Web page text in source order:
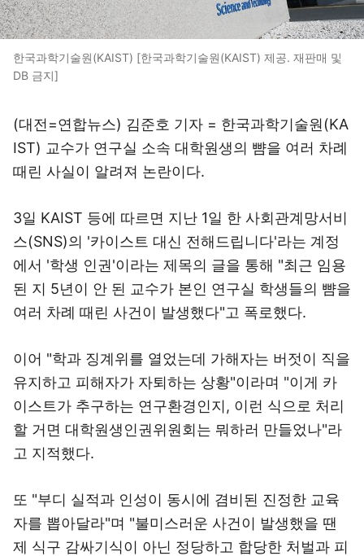
한국과학기술원(KAIST) [한국과학기술원(KAIST) 제공. 재판매 및
DB 금지]
(대전=연합뉴스) 김준호 기자 = 한국과학기술원(KA
IST) 교수가 연구실 소속 대학원생의 뺨을 여러 차례
때린 사실이 알려져 논란이다.
3일 KAIST 등에 따르면 지난 1일 한 사회관계망서비
스(SNS)의 '카이스트 대신 전해드립니다'라는 계정
에서 '학생 인권'이라는 제목의 글을 통해 "최근 임용
된 지 5년이 안 된 교수가 본인 연구실 학생들의 뺨을
여러 차례 때린 사건이 발생했다"고 폭로했다.
이어 "학과 징계위를 열었는데 가해자는 버젓이 직을
유지하고 피해자가 자퇴하는 상황"이라며 "이게 카
이스트가 추구하는 연구환경인지, 이런 식으로 처리
할 거면 대학원생인권위원회는 뭐하러 만들었나"라
고 지적했다.
또 "부디 실적과 인성이 동시에 겸비된 진정한 교육
자를 뽑아달라"며 "불미스러운 사건이 발생했을 땐
제 식구 감싸기식이 아닌 정당하고 합당한 처벌과 피